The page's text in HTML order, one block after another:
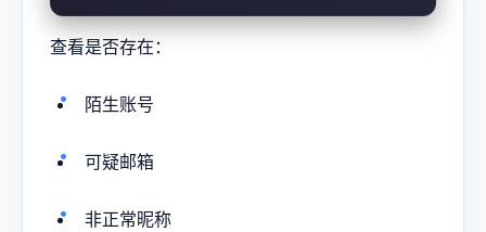
查看是否存在：
陌生账号
可疑邮箱
非正常昵称